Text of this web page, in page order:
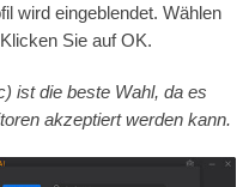
wird eingeblendet. Wählen
Sie auf OK.
ist die beste Wahl, da es
akzeptiert werden kann.